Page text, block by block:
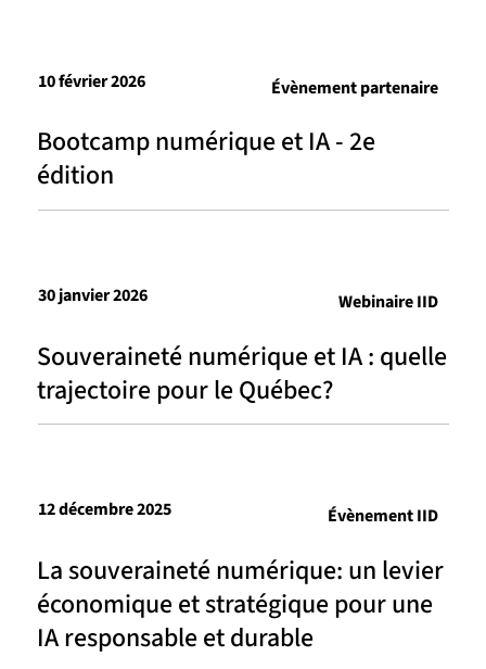
Bootcamp numérique et IA - 2e
édition
10 février 2026 Évènement partenaire
Souveraineté numérique et IA : quelle
trajectoire pour le Québec?
30 janvier 2026 Webinaire IID
La souveraineté numérique: un levier
économique et stratégique pour une
IA responsable et durable
12 décembre 2025 Évènement IID